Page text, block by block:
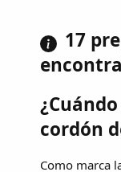
17
cordón
Como marca